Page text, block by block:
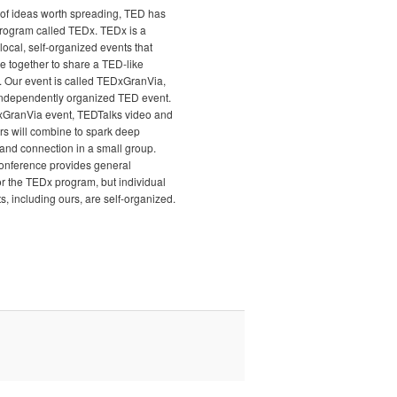
ideas worth spreading, TED has
called TEDx. TEDx is a
self-organized events that
together to share a TED-like
event is called TEDxGranVia,
organized TED event.
event, TEDTalks video and
will combine to spark deep
connection in a small group.
provides general
the TEDx program, but individual
including ours, are self-organized.